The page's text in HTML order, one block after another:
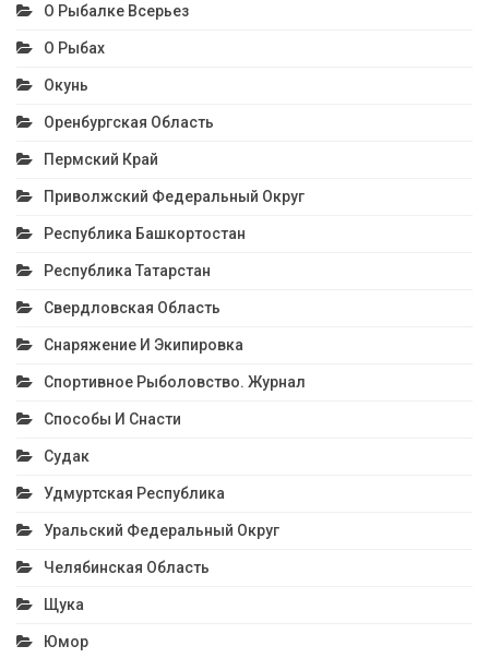
О Рыбалке Всерьез
О Рыбах
Окунь
Оренбургская Область
Пермский Край
Приволжский Федеральный Округ
Республика Башкортостан
Республика Татарстан
Свердловская Область
Снаряжение И Экипировка
Спортивное Рыболовство. Журнал
Способы И Снасти
Судак
Удмуртская Республика
Уральский Федеральный Округ
Челябинская Область
Щука
Юмор